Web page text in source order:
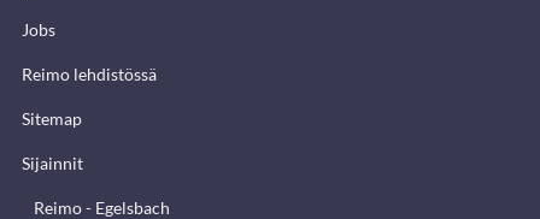
Jobs
Reimo lehdistössä
Sitemap
Sijainnit
Reimo - Egelsbach